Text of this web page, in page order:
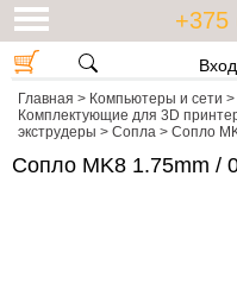
+375
Вход
Главная > Компьютеры и сети >
Комплектующие для 3D
экструдеры > Сопла > Сопло
Сопло MK8 1.75mm /